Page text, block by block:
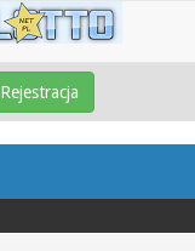
Rejestracja